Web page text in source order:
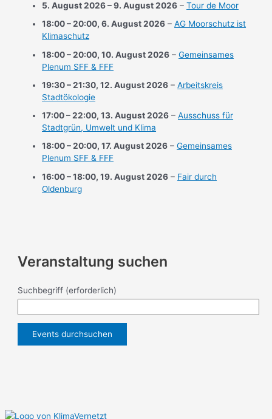
5. August 2026–9. August 2026 –Tour de Moor
18:00–20:00,6. August 2026 –AG Moorschutz ist
Klimaschutz
18:00–20:00,10. August 2026 –Gemeinsames
Plenum SFF & FFF
19:30–21:30,12. August 2026 –Arbeitskreis
Stadtökologie
17:00–22:00,13. August 2026 –Ausschuss für
Stadtgrün, Umwelt und Klima
18:00–20:00,17. August 2026 –Gemeinsames
Plenum SFF & FFF
16:00–18:00,19. August 2026 – Fair durch
Oldenburg
Veranstaltung suchen
Suchbegriff (erforderlich)